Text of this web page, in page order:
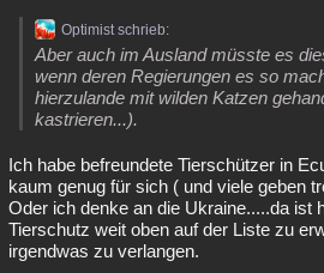
Optimist schrieb:
Aber auch im Ausland müsste es
wenn deren Regierungen es so
hierzulande mit wilden Katzen
kastrieren...).
Ich habe befreundete Tierschützer in
kaum genug für sich ( und viele geben
Oder ich denke an die Ukraine.....da ist
Tierschutz weit oben auf der Liste zu
irgendwas zu verlangen.